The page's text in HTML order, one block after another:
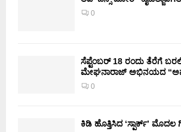
0
ಸೆಪ್ಟೆಂಬರ್ 18 ರಂದು ತೆರೆಗೆ
ಮೇಘನಾರಾಜ್ ಅಭಿನಯದ
0
ಕಿಡಿ‌‌ ಹೊತ್ತಿಸಿದ ‘ಸ್ಪಾರ್ಕ್’ ಮೊದಲ‌